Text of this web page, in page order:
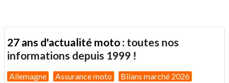
27 ans d'actualité moto : toutes nos
informations depuis 1999 !
Allemagne Assurance moto Bilans marché 2026